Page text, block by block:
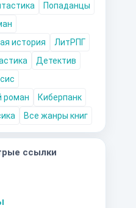
Попаданцы
история
ЛитРПГ
Детектив
роман
Киберпанк
Все жанры книг
ссылки